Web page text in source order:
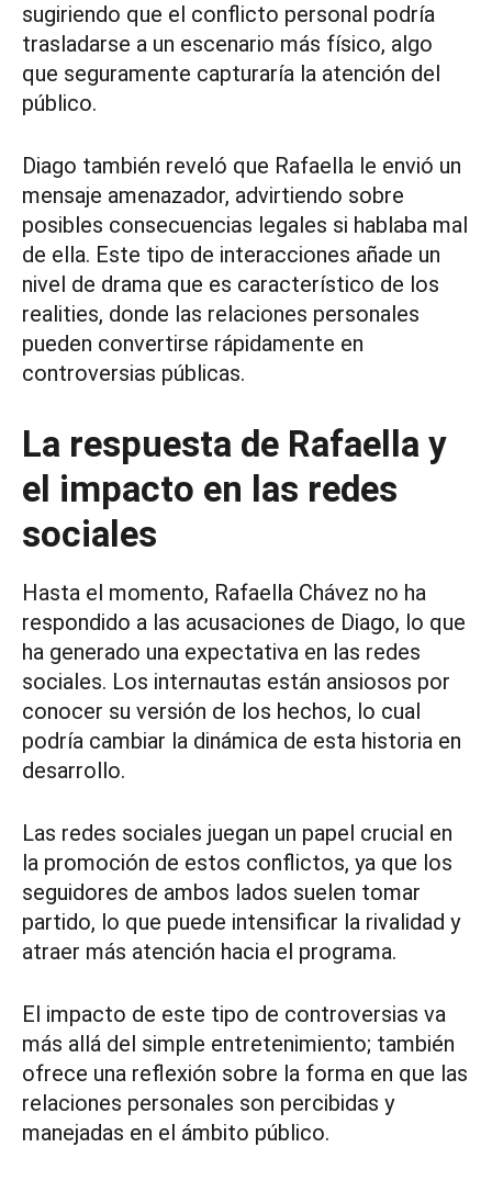
sugiriendo que el conflicto personal podría
trasladarse a un escenario más físico, algo
que seguramente capturaría la atención del
público.
Diago también reveló que Rafaella le envió un
mensaje amenazador, advirtiendo sobre
posibles consecuencias legales si hablaba mal
de ella. Este tipo de interacciones añade un
nivel de drama que es característico de los
realities, donde las relaciones personales
pueden convertirse rápidamente en
controversias públicas.
La respuesta de Rafaella y
el impacto en las redes
sociales
Hasta el momento, Rafaella Chávez no ha
respondido a las acusaciones de Diago, lo que
ha generado una expectativa en las redes
sociales. Los internautas están ansiosos por
conocer su versión de los hechos, lo cual
podría cambiar la dinámica de esta historia en
desarrollo.
Las redes sociales juegan un papel crucial en
la promoción de estos conflictos, ya que los
seguidores de ambos lados suelen tomar
partido, lo que puede intensificar la rivalidad y
atraer más atención hacia el programa.
El impacto de este tipo de controversias va
más allá del simple entretenimiento; también
ofrece una reflexión sobre la forma en que las
relaciones personales son percibidas y
manejadas en el ámbito público.